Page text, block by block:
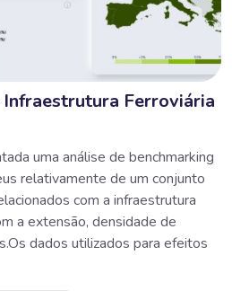
Infraestrutura Ferroviária
uma análise de benchmarking
relativamente de um conjunto
com a infraestrutura
a extensão, densidade de
dados utilizados para efeitos